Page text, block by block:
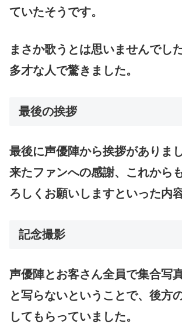
ていたそうです。
まさか歌うとは思いませんでし
多才な人で驚きました。
最後の挨拶
最後に声優陣から挨拶がありま
来たファンへの感謝、これから
ろしくお願いしますといった内
記念撮影
声優陣とお客さん全員で集合写
と写らないということで、後方
してもらっていました。